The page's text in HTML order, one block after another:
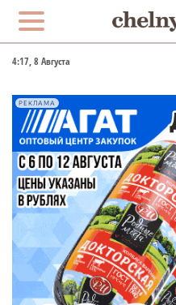
4:18, 8 Августа
РЕКЛАМА